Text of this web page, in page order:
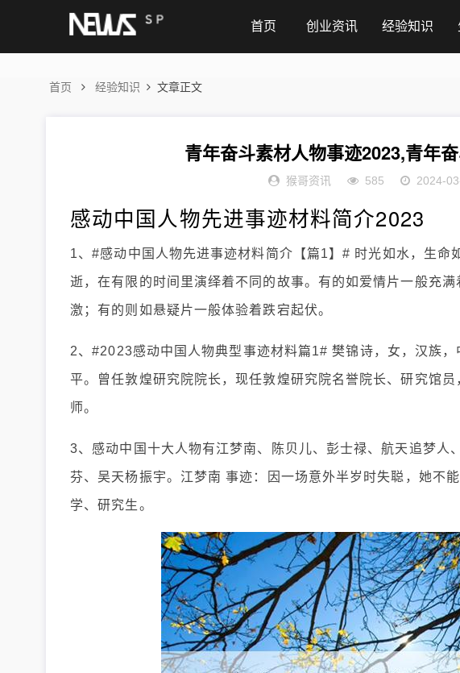
首页 创业资讯 经验知识
首页 经验知识 文章正文
青年奋斗素材人物事迹2023,青年
猴哥资讯 585 2024-
感动中国人物先进事迹材料简介2023
1、#感动中国人物先进事迹材料简介【篇1】# 时光如水，生命
逝，在有限的时间里演绎着不同的故事。有的如爱情片一般充
激；有的则如悬疑片一般体验着跌宕起伏。
2、#2023感动中国人物典型事迹材料篇1# 樊锦诗，女，汉族
平。曾任敦煌研究院院长，现任敦煌研究院名誉院长、研究馆
师。
3、感动中国十大人物有江梦南、陈贝儿、彭士禄、航天追梦人
芬、吴天杨振宇。江梦南 事迹：因一场意外半岁时失聪，她不
学、研究生。